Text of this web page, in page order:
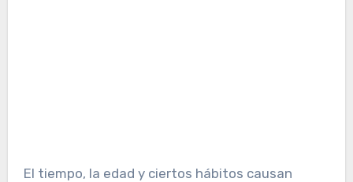
El tiempo, la edad y ciertos hábitos causan